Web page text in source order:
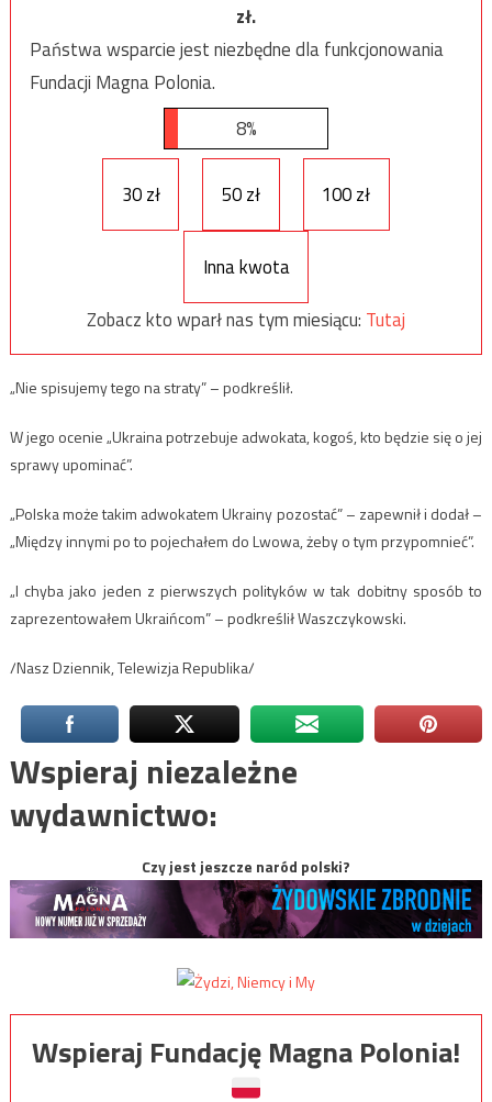
zł.
Państwa wsparcie jest niezbędne dla funkcjonowania
Fundacji Magna Polonia.
8%
30 zł 50 zł 100 zł
Inna kwota
Zobacz kto wparł nas tym miesiącu: Tutaj
„Nie spisujemy tego na straty” – podkreślił.
W jego ocenie „Ukraina potrzebuje adwokata, kogoś, kto będzie się o jej
sprawy upominać”.
„Polska może takim adwokatem Ukrainy pozostać” – zapewnił i dodał –
„Między innymi po to pojechałem do Lwowa, żeby o tym przypomnieć”.
„I chyba jako jeden z pierwszych polityków w tak dobitny sposób to
zaprezentowałem Ukraińcom” – podkreślił Waszczykowski.
/Nasz Dziennik, Telewizja Republika/
Wspieraj niezależne
wydawnictwo:
Czy jest jeszcze naród polski?
Wspieraj Fundację Magna Polonia!